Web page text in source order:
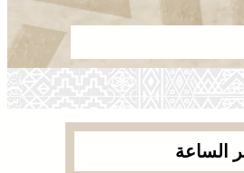
وجدة ..
الساعة